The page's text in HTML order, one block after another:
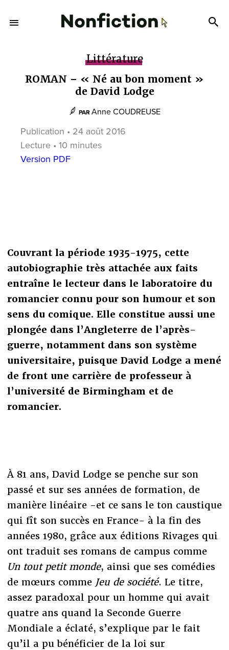
Littérature
ROMAN – « Né au bon moment »
de David Lodge
PAR Anne COUDREUSE
Publication • 24 août 2016
Lecture • 10 minutes
Version PDF
Couvrant la période 1935-1975, cette
autobiographie très attachée aux faits
entraîne le lecteur dans le laboratoire du
romancier connu pour son humour et son
sens du comique. Elle constitue aussi une
plongée dans l’Angleterre de l’après-
guerre, notamment dans son système
universitaire, puisque David Lodge a mené
de front une carrière de professeur à
l’université de Birmingham et de
romancier.
À 81 ans, David Lodge se penche sur son
passé et sur ses années de formation, de
manière linéaire -et ce sans le ton caustique
qui fît son succès en France- à la fin des
années 1980, grâce aux éditions Rivages qui
ont traduit ses romans de campus comme
Un tout petit monde, ainsi que ses comédies
de mœurs comme Jeu de société. Le titre,
assez paradoxal pour un homme qui avait
quatre ans quand la Seconde Guerre
Mondiale a éclaté, s’explique par le fait
qu’il a pu bénéficier de la loi sur